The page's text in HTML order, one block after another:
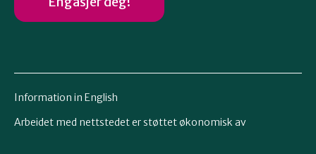
Information in English
Arbeidet med nettstedet er støttet økonomisk av